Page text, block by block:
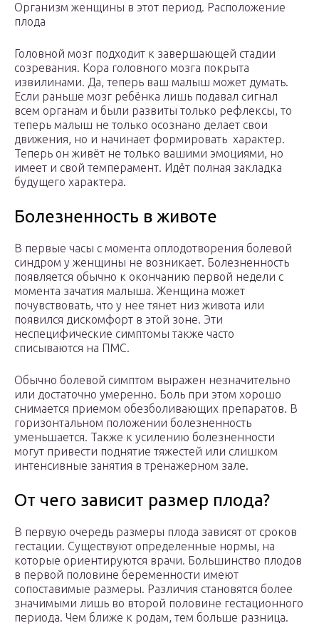
Организм женщины в этот период. Расположение
плода
Головной мозг подходит к завершающей стадии
созревания. Кора головного мозга покрыта
извилинами. Да, теперь ваш малыш может думать.
Если раньше мозг ребёнка лишь подавал сигнал
всем органам и были развиты только рефлексы, то
теперь малыш не только осознано делает свои
движения, но и начинает формировать характер.
Теперь он живёт не только вашими эмоциями, но
имеет и свой темперамент. Идёт полная закладка
будущего характера.
Болезненность в животе
В первые часы с момента оплодотворения болевой
синдром у женщины не возникает. Болезненность
появляется обычно к окончанию первой недели с
момента зачатия малыша. Женщина может
почувствовать, что у нее тянет низ живота или
появился дискомфорт в этой зоне. Эти
неспецифические симптомы также часто
списываются на ПМС.
Обычно болевой симптом выражен незначительно
или достаточно умеренно. Боль при этом хорошо
снимается приемом обезболивающих препаратов. В
горизонтальном положении болезненность
уменьшается. Также к усилению болезненности
могут привести поднятие тяжестей или слишком
интенсивные занятия в тренажерном зале.
От чего зависит размер плода?
В первую очередь размеры плода зависят от сроков
гестации. Существуют определенные нормы, на
которые ориентируются врачи. Большинство плодов
в первой половине беременности имеют
сопоставимые размеры. Различия становятся более
значимыми лишь во второй половине гестационного
периода. Чем ближе к родам, тем больше разница.